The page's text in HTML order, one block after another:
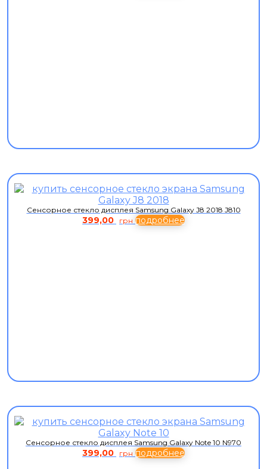
Сенсорное стекло дисплея Samsung Galaxy J8 2018 J810
399,00 грн подробнее
Сенсорное стекло дисплея Samsung Galaxy Note 10 N970
399,00 грн подробнее